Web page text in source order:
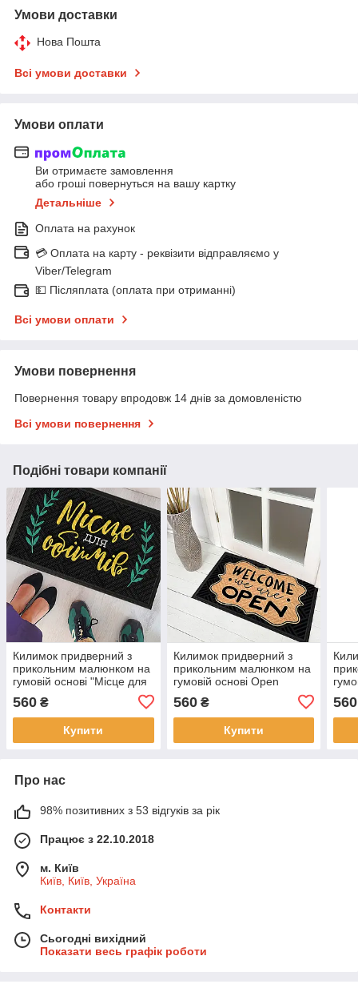
Умови доставки
Нова Пошта
Всі умови доставки
Умови оплати
Ви отримаєте замовлення
або гроші повернуться на вашу картку
Детальніше
Оплата на рахунок
💳 Оплата на карту - реквізити відправляємо у
Viber/Telegram
💵 Післяплата (оплата при отриманні)
Всі умови оплати
Умови повернення
Повернення товару впродовж 14 днів за домовленістю
Всі умови повернення
Подібні товари компанії
Килимок придверний з
прикольним малюнком на
гумовій основі "Місце для
560 ₴
Купити
Килимок придверний з
прикольним малюнком на
гумовій основі Open
560₴
Купити
560
Про нас
98% позитивних з 53 відгуків за рік
Працює з 22.10.2018
м. Київ
Київ, Київ, Україна
Контакти
Сьогодні вихідний
Показати весь графік роботи